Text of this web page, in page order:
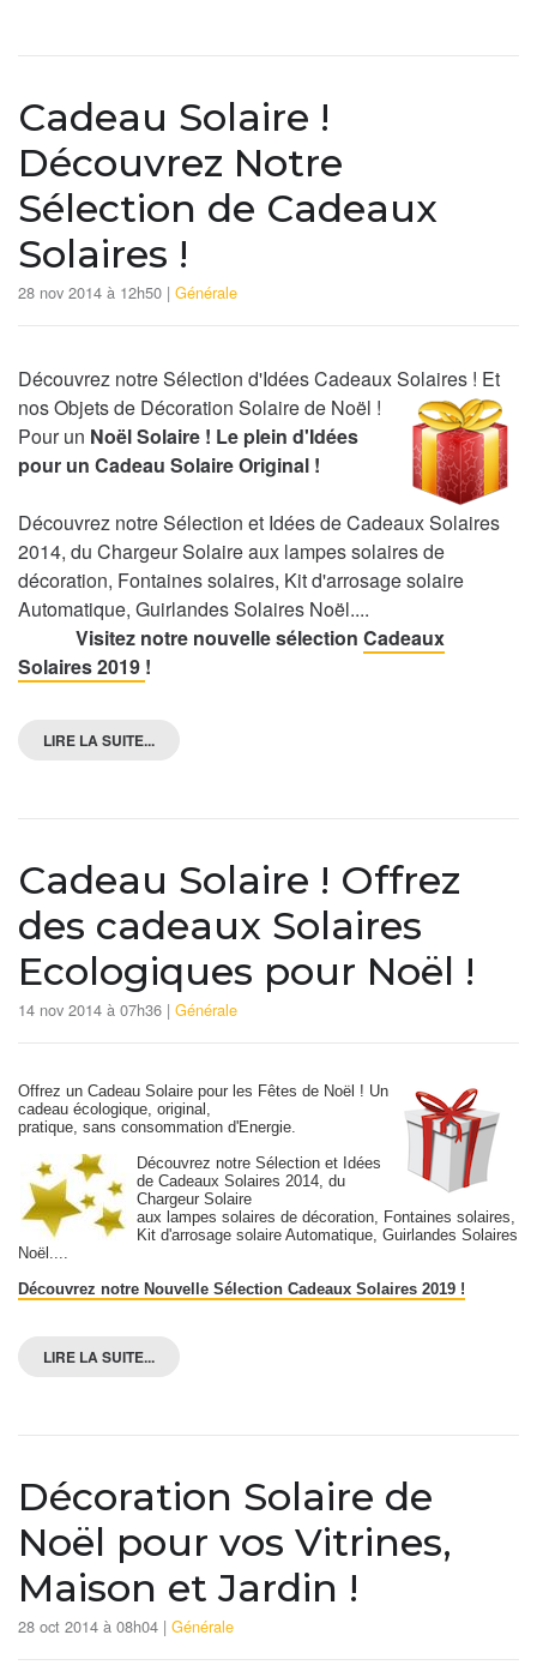
Cadeau Solaire !
Découvrez Notre
Sélection de Cadeaux
Solaires !
28 nov 2014 à 12h50 | Générale
Découvrez notre Sélection d'Idées Cadeaux Solaires ! Et
nos Objets de Décoration Solaire de Noël !
Pour un Noël Solaire ! Le plein d'Idées
pour un Cadeau Solaire Original !
Découvrez notre Sélection et Idées de Cadeaux Solaires
2014, du Chargeur Solaire aux lampes solaires de
décoration, Fontaines solaires, Kit d'arrosage solaire
Automatique, Guirlandes Solaires Noël....
Visitez notre nouvelle sélection Cadeaux
Solaires 2019 !
LIRE LA SUITE...
Cadeau Solaire ! Offrez
des cadeaux Solaires
Ecologiques pour Noël !
14 nov 2014 à 07h36 | Générale
Offrez un Cadeau Solaire pour les Fêtes de Noël ! Un
cadeau écologique, original,
pratique, sans consommation d'Energie.
Découvrez notre Sélection et Idées
de Cadeaux Solaires 2014, du
Chargeur Solaire
aux lampes solaires de décoration, Fontaines solaires,
Kit d'arrosage solaire Automatique, Guirlandes Solaires
Noël....
Découvrez notre Nouvelle Sélection Cadeaux Solaires 2019 !
LIRE LA SUITE...
Décoration Solaire de
Noël pour vos Vitrines,
Maison et Jardin !
28 oct 2014 à 08h04 | Générale